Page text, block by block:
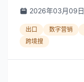
2026年03月09日
出口 数字营销
跨境搜